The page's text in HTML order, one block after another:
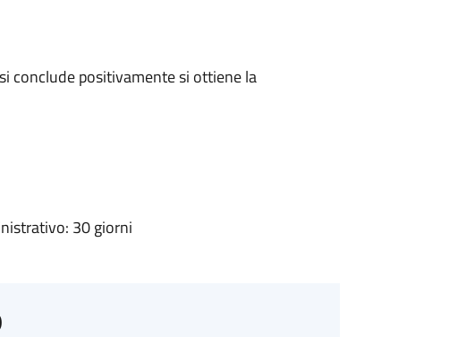
conclude positivamente si ottiene la
30 giorni